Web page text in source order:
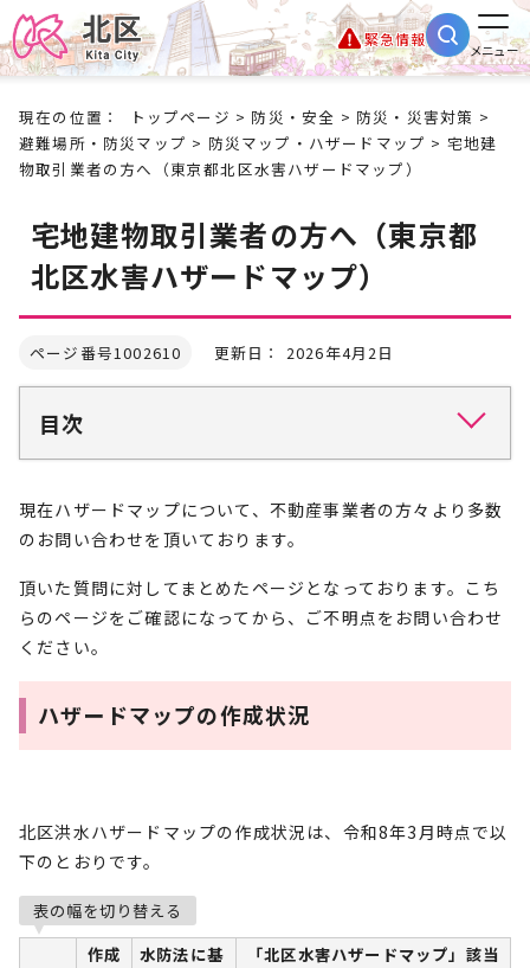
緊急情報
メニュー
現在の位置： トップページ > 防災・安全 > 防災・災害対策 >
避難場所・防災マップ > 防災マップ・ハザードマップ > 宅地建
物取引業者の方へ（東京都北区水害ハザードマップ）
宅地建物取引業者の方へ（東京都
北区水害ハザードマップ）
ページ番号1002610 更新日： 2026年4月2日
目次
現在ハザードマップについて、不動産事業者の方々より多数
のお問い合わせを頂いております。
頂いた質問に対してまとめたページとなっております。こち
らのページをご確認になってから、ご不明点をお問い合わせ
ください。
ハザードマップの作成状況
北区洪水ハザードマップの作成状況は、令和8年3月時点で以
下のとおりです。
表の幅を切り替える
作成
水防法に基
「北区水害ハザードマップ」該当